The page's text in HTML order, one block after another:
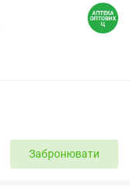
Забронювати